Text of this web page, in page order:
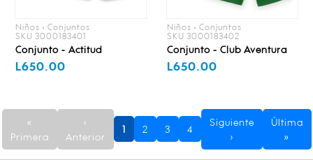
Niños • Conjuntos
SKU 3000183401
Conjunto - Actitud
L650.00
Niños • Conjuntos
SKU 3000183402
Conjunto - Club Aventura
L650.00
«
Primera
‹
Anterior
1 2 3 4
Siguiente
›
Última
»